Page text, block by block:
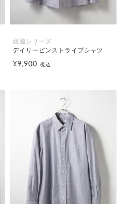
西脇シリーズ
デイリーピンストライプシャツ
¥9,900 税込